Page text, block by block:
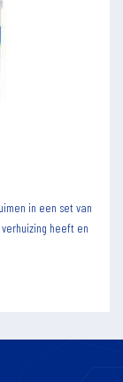
in een set van
heeft en